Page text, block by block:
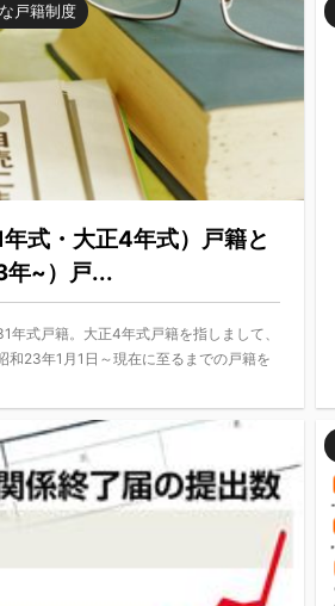
戸籍制度
年式・大正4年式）戸籍と
年~）戸...
年式戸籍。大正4年式戸籍を指しまして、
和23年1月1日～現在に至るまでの戸籍を